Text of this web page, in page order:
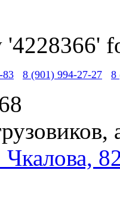
'4228366'
83 8 (901) 994-27-27 8